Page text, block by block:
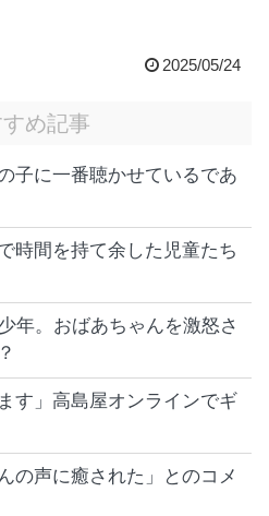
2025/05/24
め記事
子に一番聴かせているであ
時間を持て余した児童たち
年。おばあちゃんを激怒さ
す」高島屋オンラインでギ
の声に癒された」とのコメ